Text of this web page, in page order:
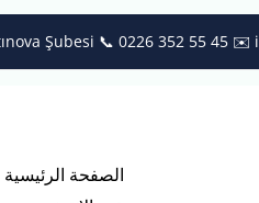
📞 0226 352 55 45✉️
الصفحة الرئيسية